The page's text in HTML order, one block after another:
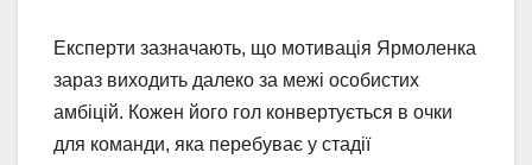
Експерти зазначають, що мотивація Ярмоленка
зараз виходить далеко за межі особистих
амбіцій. Кожен його гол конвертується в очки
для команди, яка перебуває у стадії